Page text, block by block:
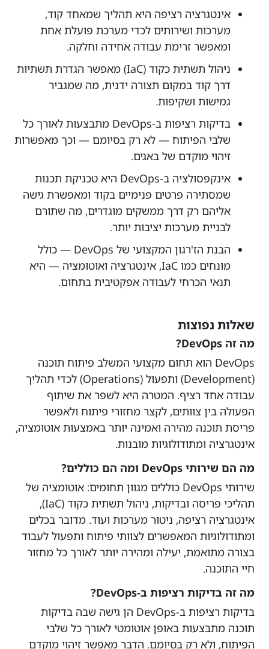
אינטגרציה רציפה היא תהליך שמאחד קוד,
מערכות ושירותים לכדי מערכת פועלת אחת
ומאפשר זרימת עבודה אחידה וחלקה.
ניהול תשתית כקוד (IaC) מאפשר הגדרת תשתיות
דרך קוד במקום תצורה ידנית, מה שמגביר
גמישות ושקיפות.
בדיקות רציפות ב-DevOps מתבצעות לאורך כל
שלבי הפיתוח — לא רק בסיומם — וכך מאפשרות
זיהוי מוקדם של באגים.
אינקפסולציה ב-DevOps היא טכניקת תכנות
שמסתירה פרטים פנימיים בקוד ומאפשרת גישה
אליהם רק דרך ממשקים מוגדרים, מה שתורם
לבניית מערכות יציבות יותר.
הבנת הז'רגון המקצועי של DevOps — כולל
מונחים כמו IaC, אינטגרציה ואוטומציה — היא
תנאי הכרחי לעבודה אפקטיבית בתחום.
שאלות נפוצות
מה זה DevOps?
DevOps הוא תחום מקצועי המשלב פיתוח תוכנה
(Development) ותפעול (Operations) לכדי תהליך
עבודה אחד רציף. המטרה היא לשפר את שיתוף
הפעולה בין צוותים, לקצר מחזורי פיתוח ולאפשר
פריסת תוכנה מהירה ואמינה יותר באמצעות אוטומציה,
אינטגרציה ומתודולוגיות מובנות.
מה הם שירותי DevOps ומה הם כוללים?
שירותי DevOps כוללים מגוון תחומים: אוטומציה של
תהליכי פריסה ובדיקות, ניהול תשתית כקוד (IaC),
אינטגרציה רציפה, ניטור מערכות ועוד. מדובר בכלים
ומתודולוגיות המאפשרים לצוותי פיתוח ותפעול לעבוד
בצורה מתואמת, יעילה ומהירה יותר לאורך כל מחזור
חיי התוכנה.
מה זה בדיקות רציפות ב-DevOps?
בדיקות רציפות ב-DevOps הן גישה שבה בדיקות
תוכנה מתבצעות באופן אוטומטי לאורך כל שלבי
הפיתוח, ולא רק בסיומם. הדבר מאפשר זיהוי מוקדם